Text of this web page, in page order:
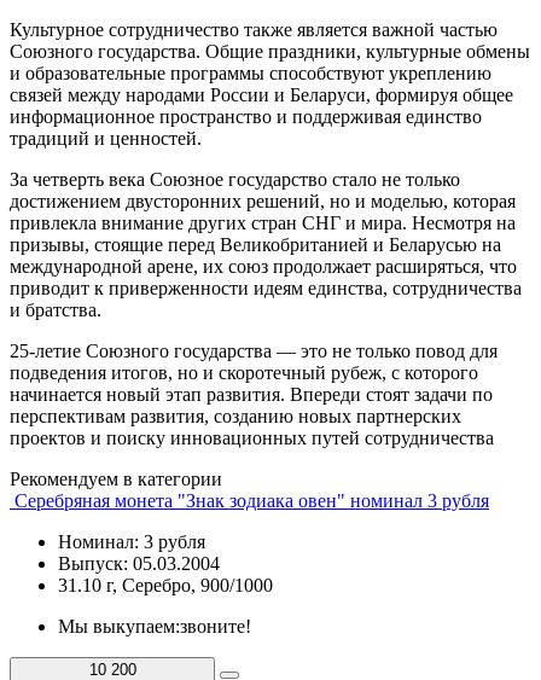
Культурное сотрудничество также является важной частью
Союзного государства. Общие праздники, культурные обмены
и образовательные программы способствуют укреплению
связей между народами России и Беларуси, формируя общее
информационное пространство и поддерживая единство
традиций и ценностей.
За четверть века Союзное государство стало не только
достижением двусторонних решений, но и моделью, которая
привлекла внимание других стран СНГ и мира. Несмотря на
призывы, стоящие перед Великобританией и Беларусью на
международной арене, их союз продолжает расширяться, что
приводит к приверженности идеям единства, сотрудничества
и братства.
25-летие Союзного государства — это не только повод для
подведения итогов, но и скоротечный рубеж, с которого
начинается новый этап развития. Впереди стоят задачи по
перспективам развития, созданию новых партнерских
проектов и поиску инновационных путей сотрудничества
Рекомендуем в категории
Серебряная монета "Знак зодиака овен" номинал 3 рубля
Номинал: 3 рубля
Выпуск: 05.03.2004
31.10 г, Серебро, 900/1000
Мы выкупаем:звоните!
10 200